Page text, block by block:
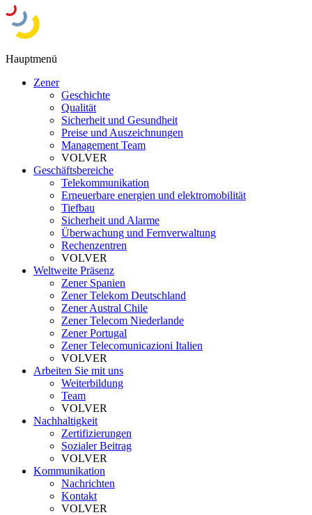
Hauptmenü
Zener
Geschichte
Qualität
Sicherheit und Gesundheit
Preise und Auszeichnungen
Management Team
VOLVER
Geschäftsbereiche
Telekommunikation
Erneuerbare energien und elektromobilität
Tiefbau
Sicherheit und Alarme
Überwachung und Fernverwaltung
Rechenzentren
VOLVER
Weltweite Präsenz
Zener Spanien
Zener Telekom Deutschland
Zener Austral Chile
Zener Telecom Niederlande
Zener Portugal
Zener Telecomunicazioni Italien
VOLVER
Arbeiten Sie mit uns
Weiterbildung
Team
VOLVER
Nachhaltigkeit
Zertifizierungen
Sozialer Beitrag
VOLVER
Kommunikation
Nachrichten
Kontakt
VOLVER